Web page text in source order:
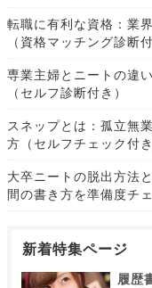
転職に有利な資格：業
（資格マッチング診断付
専業主婦とニートの違
（セルフ診断付き）
スネップとは：孤立無
方（セルフチェック付き
大卒ニートの脱出方法
間の書き方を準備度チ
新着特集ページ
履歴